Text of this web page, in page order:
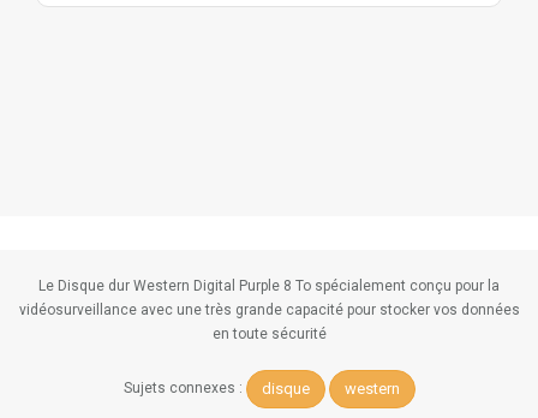
Le Disque dur Western Digital Purple 8 To spécialement conçu pour la
vidéosurveillance avec une très grande capacité pour stocker vos données
en toute sécurité
Sujets connexes : disque western